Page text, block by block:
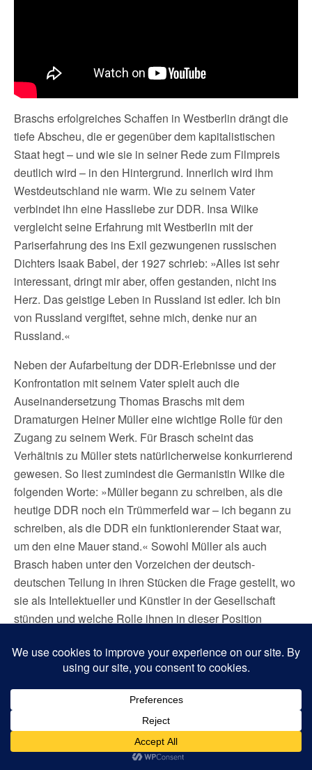
Braschs erfolgreiches Schaffen in Westberlin drängt die
tiefe Abscheu, die er gegenüber dem kapitalistischen
Staat hegt – und wie sie in seiner Rede zum Filmpreis
deutlich wird – in den Hintergrund. Innerlich wird ihm
Westdeutschland nie warm. Wie zu seinem Vater
verbindet ihn eine Hassliebe zur DDR. Insa Wilke
vergleicht seine Erfahrung mit Westberlin mit der
Pariserfahrung des ins Exil gezwungenen russischen
Dichters Isaak Babel, der 1927 schrieb: »Alles ist sehr
interessant, dringt mir aber, offen gestanden, nicht ins
Herz. Das geistige Leben in Russland ist edler. Ich bin
von Russland vergiftet, sehne mich, denke nur an
Russland.«
Neben der Aufarbeitung der DDR-Erlebnisse und der
Konfrontation mit seinem Vater spielt auch die
Auseinandersetzung Thomas Braschs mit dem
Dramaturgen Heiner Müller eine wichtige Rolle für den
Zugang zu seinem Werk. Für Brasch scheint das
Verhältnis zu Müller stets natürlicherweise konkurrierend
gewesen. So liest zumindest die Germanistin Wilke die
folgenden Worte: »Müller begann zu schreiben, als die
heutige DDR noch ein Trümmerfeld war – ich begann zu
schreiben, als die DDR ein funktionierender Staat war,
um den eine Mauer stand.« Sowohl Müller als auch
Brasch haben unter den Vorzeichen der deutsch-
deutschen Teilung in ihren Stücken die Frage gestellt, wo
sie als Intellektueller und Künstler in der Gesellschaft
stünden und welche Rolle ihnen in dieser Position
Verhältnisse zu einer neuen Dramaturgie zu gelangen,
hätten unterschiedlicher kaum sein können, wie Wilke
anhand einer vergleichenden Analyse von Müllers
»Hamletmaschine« und Braschs »Lieber Georg« deutlich
macht: »Müller zertrümmert den Theaterraum in der
Hoffnung, dass sich aus dem Schutt etwas Neues
erhebe. Brasch erfindet den Theaterraum; ‚Hoffnung’ ist